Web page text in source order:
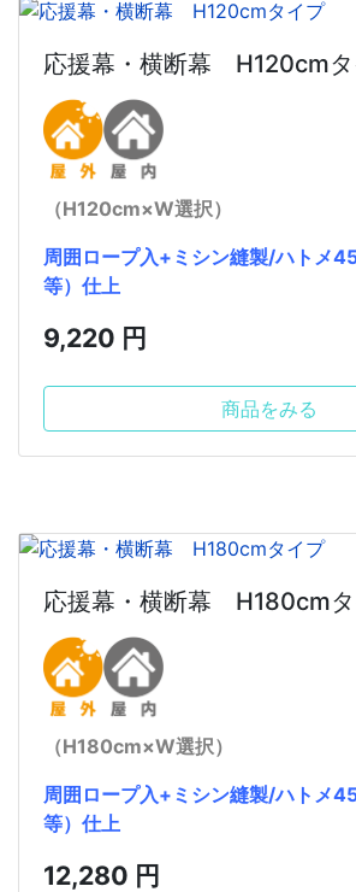
応援幕・横断幕 H120cm
（H120cm×W選択）
周囲ロープ入+ミシン縫製/ハトメ
等）仕上
9,220 円
商品をみる
応援幕・横断幕 H180cm
（H180cm×W選択）
周囲ロープ入+ミシン縫製/ハトメ
等）仕上
12,280 円